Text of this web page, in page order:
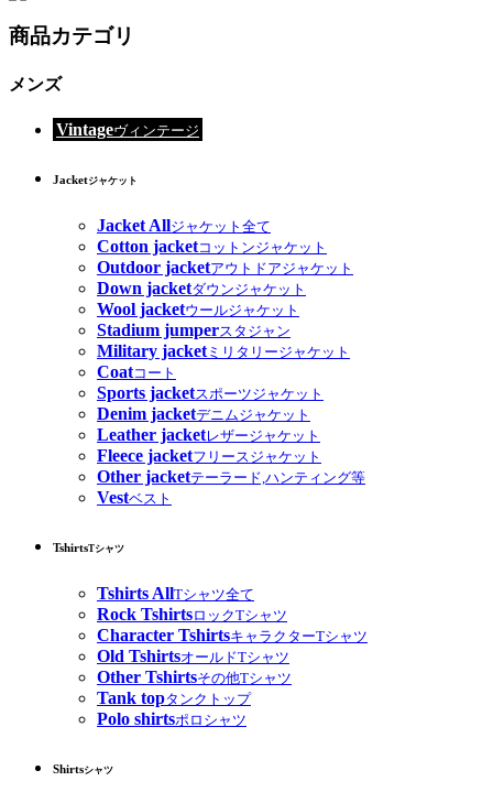
商品カテゴリ
メンズ
Vintageヴィンテージ
Jacketジャケット
Jacket Allジャケット全て
Cotton jacketコットンジャケット
Outdoor jacketアウトドアジャケット
Down jacketダウンジャケット
Wool jacketウールジャケット
Stadium jumperスタジャン
Military jacketミリタリージャケット
Coatコート
Sports jacketスポーツジャケット
Denim jacketデニムジャケット
Leather jacketレザージャケット
Fleece jacketフリースジャケット
Other jacketテーラード,ハンティング等
Vestベスト
TshirtsTシャツ
Tshirts AllTシャツ全て
Rock TshirtsロックTシャツ
Character TshirtsキャラクターTシャツ
Old TshirtsオールドTシャツ
Other Tshirtsその他Tシャツ
Tank topタンクトップ
Polo shirtsポロシャツ
Shirtsシャツ